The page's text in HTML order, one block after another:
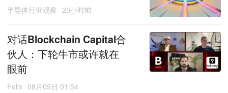
半导体行业观察 20小时前
对话Blockchain Capital合
伙人：下轮牛市或许就在
眼前
Felix 08月09日 01:54